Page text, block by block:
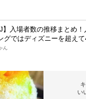
】入場者数の推移まとめ
グではディズニーを超えて
ん
い